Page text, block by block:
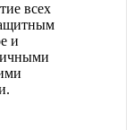
всех
и